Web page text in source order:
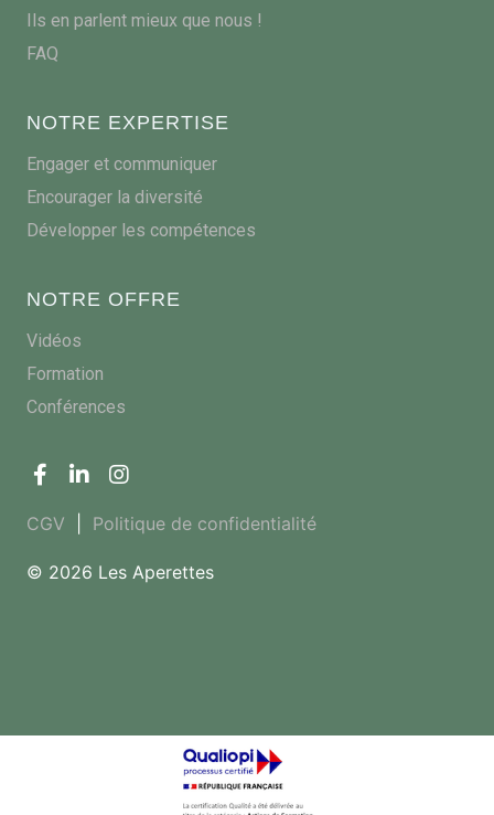
Ils en parlent mieux que nous !
FAQ
NOTRE EXPERTISE
Engager et communiquer
Encourager la diversité
Développer les compétences
NOTRE OFFRE
Vidéos
Formation
Conférences
CGV Politique de confidentialité
© 2026 Les Aperettes